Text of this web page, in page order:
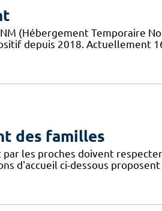
(Hébergement Temporaire
depuis 2018. Actuellement
des familles
par les proches doivent
d'accueil ci-dessous